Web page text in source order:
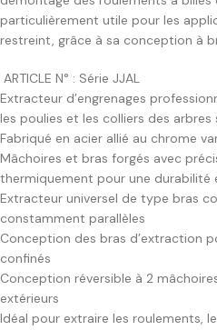
particulièrement utile pour les
restreint, grâce à sa conception à
ARTICLE N° : Série JJAL
Extracteur d’engrenages
les poulies et les colliers des
Fabriqué en acier allié au chrome
Mâchoires et bras forgés avec
thermiquement pour une durabilité
Extracteur universel de type bras
constamment parallèles
Conception des bras d’extraction
confinés
Conception réversible à 2
extérieurs
Idéal pour extraire les roulements,